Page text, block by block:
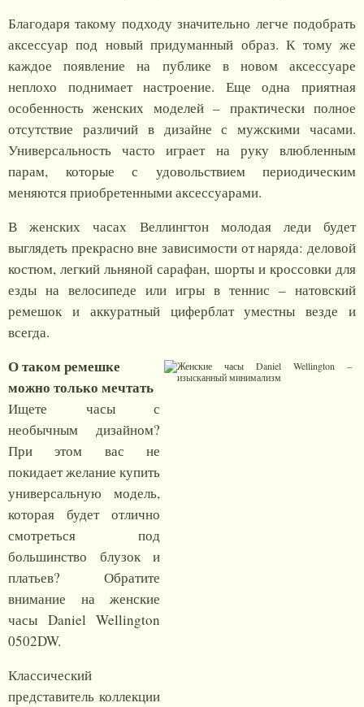
Благодаря такому подходу значительно легче подобрать
аксессуар под новый придуманный образ. К тому же
каждое появление на публике в новом аксессуаре
неплохо поднимает настроение. Еще одна приятная
особенность женских моделей – практически полное
отсутствие различий в дизайне с мужскими часами.
Универсальность часто играет на руку влюбленным
парам, которые с удовольствием периодическим
меняются приобретенными аксессуарами.
В женских часах Веллингтон молодая леди будет
выглядеть прекрасно вне зависимости от наряда: деловой
костюм, легкий льняной сарафан, шорты и кроссовки для
езды на велосипеде или игры в теннис – натовский
ремешок и аккуратный циферблат уместны везде и
всегда.
О таком ремешке
можно только мечтать
Ищете часы с
необычным дизайном?
При этом вас не
покидает желание купить
универсальную модель,
которая будет отлично
смотреться под
большинство блузок и
платьев? Обратите
внимание на женские
часы Daniel Wellington
0502DW.
Классический
представитель коллекции